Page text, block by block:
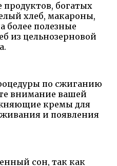
богатых
хлеб, макароны,
более полезные
из цельнозерновой
по сжиганию
внимание вашей
кремы для
и появления
сон, так как